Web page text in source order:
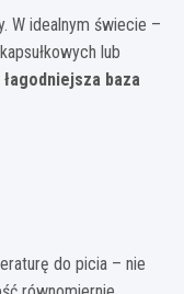
W idealnym świecie –
lub
łagodniejsza baza
do picia – nie